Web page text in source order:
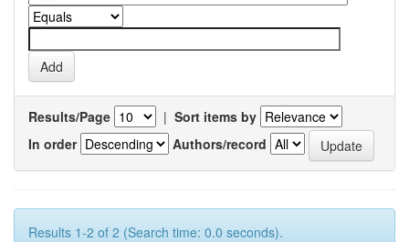
Results/Page | Sort items by
In order
Authors/record
Results 1-2 of 2 (Search time: 0.0 seconds).